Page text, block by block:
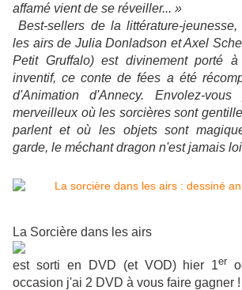
affamé vient de se réveiller... »
Best-sellers de la littérature-
les airs de Julia Donladson et Axel
Petit Gruffalo) est divinement porté
inventif, ce conte de fées a été
d'Animation d'Annecy. Envolez-
merveilleux où les sorcières sont
parlent et où les objets sont
garde, le méchant dragon n'est jamais
La Sorcière dans les airs
est sorti en DVD (et VOD) hier 1er
occasion j'ai 2 DVD à vous faire gagner !